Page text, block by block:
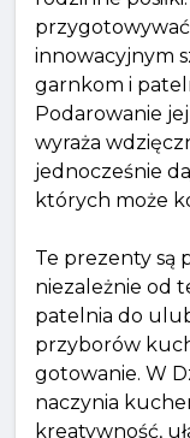
przygotowywać
innowacyjnym
garnkom i
Podarowanie
wyraża
jednocześnie
których może
Te prezenty są
niezależnie od
patelnia do
przyborów
gotowanie. W
naczynia
kreatywność,